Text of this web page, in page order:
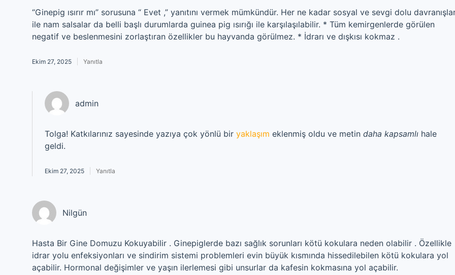
“Ginepig ısırır mı” sorusuna “ Evet ,” yanıtını vermek mümkündür. Her ne kadar sosyal ve sevgi dolu
ile nam salsalar da belli başlı durumlarda guinea pig ısırığı ile karşılaşılabilir. * Tüm kemirgenlerde görülen
negatif ve beslenmesini zorlaştıran özellikler bu hayvanda görülmez. * İdrarı ve dışkısı kokmaz .
Ekim 27, 2025 Yanıtla
admin
Tolga! Katkılarınız sayesinde yazıya çok yönlü bir yaklaşım eklenmiş oldu ve metin daha kapsamlı hale
geldi.
Ekim 27, 2025 Yanıtla
Nilgün
Hasta Bir Gine Domuzu Kokuyabilir . Ginepiglerde bazı sağlık sorunları kötü kokulara neden olabilir . Özellikle
idrar yolu enfeksiyonları ve sindirim sistemi problemleri evin büyük kısmında hissedilebilen kötü kokulara yol
açabilir. Hormonal değişimler ve yaşın ilerlemesi gibi unsurlar da kafesin kokmasına yol açabilir.